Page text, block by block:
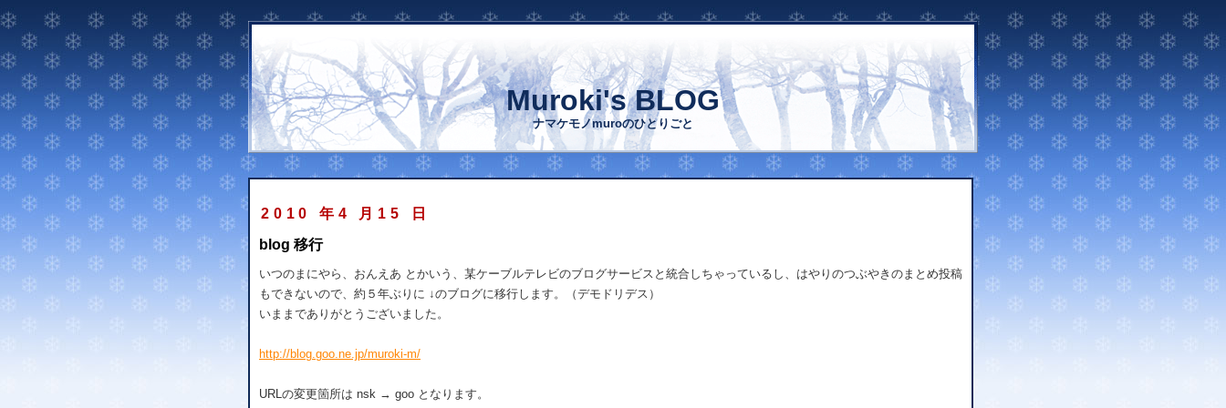
Muroki's BLOG
ナマケモノmuroのひとりごと
2010 年4 月15 日
blog 移行
いつのまにやら、おんえあ とかいう、某ケーブルテレビのブログサービスと統合しちゃっているし、はやりのつぶやきのまとめ投稿
もできないので、約５年ぶりに ↓のブログに移行します。（デモドリデス）
いままでありがとうございました。
http://blog.goo.ne.jp/muroki-m/
URLの変更箇所は nsk → goo となります。